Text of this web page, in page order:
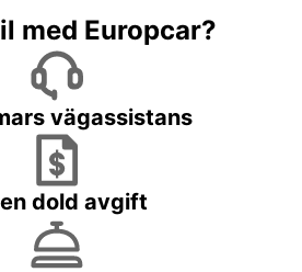
med Europcar?
vägassistans
dold avgift